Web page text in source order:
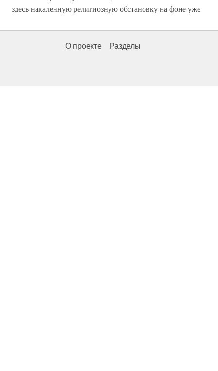
здесь накаленную религиозную обстановку на фоне уже
О проекте Разделы